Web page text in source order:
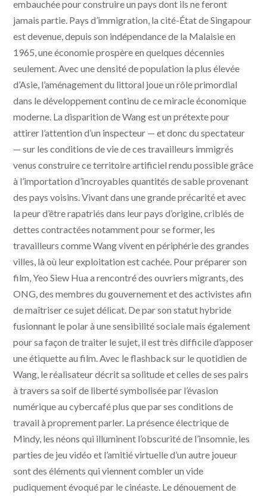
embauchée pour construire un pays dont ils ne feront
jamais partie. Pays d’immigration, la cité-État de Singapour
est devenue, depuis son indépendance de la Malaisie en
1965, une économie prospère en quelques décennies
seulement. Avec une densité de population la plus élevée
d’Asie, l’aménagement du littoral joue un rôle primordial
dans le développement continu de ce miracle économique
moderne. La disparition de Wang est un prétexte pour
attirer l’attention d’un inspecteur — et donc du spectateur
— sur les conditions de vie de ces travailleurs immigrés
venus construire ce territoire artificiel rendu possible grâce
à l’importation d’incroyables quantités de sable provenant
des pays voisins. Vivant dans une grande précarité et avec
la peur d’être rapatriés dans leur pays d’origine, criblés de
dettes contractées notamment pour se former, les
travailleurs comme Wang vivent en périphérie des grandes
villes, là où leur exploitation est cachée. Pour préparer son
film, Yeo Siew Hua a rencontré des ouvriers migrants, des
ONG, des membres du gouvernement et des activistes afin
de maîtriser ce sujet délicat. De par son statut hybride
fusionnant le polar à une sensibilité sociale mais également
pour sa façon de traiter le sujet, il est très difficile d’apposer
une étiquette au film. Avec le flashback sur le quotidien de
Wang, le réalisateur décrit sa solitude et celles de ses pairs
à travers sa soif de liberté symbolisée par l’évasion
numérique au cybercafé plus que par ses conditions de
travail à proprement parler. La présence électrique de
Mindy, les néons qui illuminent l’obscurité de l’insomnie, les
parties de jeu vidéo et l’amitié virtuelle d’un autre joueur
sont des éléments qui viennent combler un vide
pudiquement évoqué par le cinéaste. Le dénouement de